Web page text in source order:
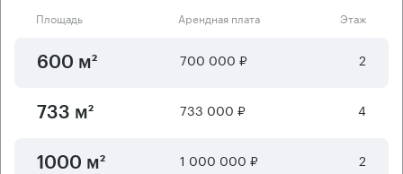
Площадь Арендная плата Этаж
600 м² 700 000 ₽ 2
733 м² 733 000 ₽ 4
1000 м² 1 000 000 ₽ 2